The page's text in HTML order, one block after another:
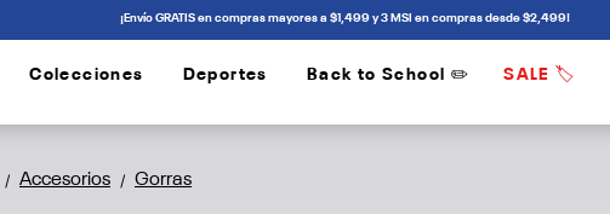
¡Envío GRATIS en compras mayores a $1,499 y 3 MSI en compras desde $2,499!
Colecciones Deportes Back to School ✏️ SALE 🏷️
/ Accesorios / Gorras